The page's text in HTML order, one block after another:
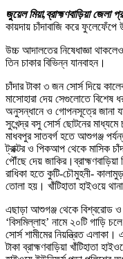
জুয়েল মিয়া,ব্রাহ্মণবাড়িয়া জেলা
কায়দায় চাঁদাবাজি করে ফুলেফেঁপে
উচ্চ আদালতের নিষেধাজ্ঞা
তিন চাকার বিভিন্ন যানবাহন।
চাঁদার টাকা ৩ জন সোর্স দিয়ে
মাসোহারা দেয় সেগুলোতে বিশেষ
অনুসন্ধানে ও গোপনসূত্রে জানা
সুখেন্দ্র বসু সোর্স ছোটনের
মাধবপুর সাতবর্গ হতে আশুগঞ্জ
ট্রাক্টর ও পিকআপ থেকে মাসিক
পৌঁছে দেয়
রাধিকা হতে কুটি-চৌমুহনী-
তোলা হয়। খাঁটিহাতা হাইওয়ে
এছাড়া আশুগঞ্জ থেকে বিশ্বরোড ও
‘বিসমিল্লাহ’ নামে ২০টি গাড়ি
সোর্স শামীমের নিয়ন্ত্রিত
টাকা ব্রাহ্মণবাড়িয়া খাঁটিহাতা